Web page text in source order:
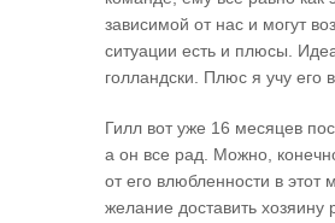
зависимой от нас и могут
ситуации есть и плюсы.
голландски. Плюс я учу его
Гилл вот уже 16 месяцев
а он все рад. Можно,
от его влюбленности в
желание доставить хозяину